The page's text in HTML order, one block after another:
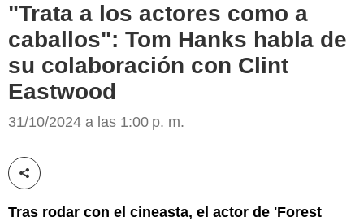
"Trata a los actores como a
caballos": Tom Hanks habla de
su colaboración con Clint
Eastwood
31/10/2024 a las 1:00 p. m.
Compartir esta noticia
Tras rodar con el cineasta, el actor de 'Forest